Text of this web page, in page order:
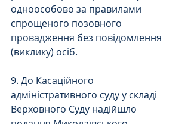
одноособово за правилами
спрощеного позовного
провадження без повідомлення
(виклику) осіб.
9. До Касаційного
адміністративного суду у складі
Верховного Суду надійшло